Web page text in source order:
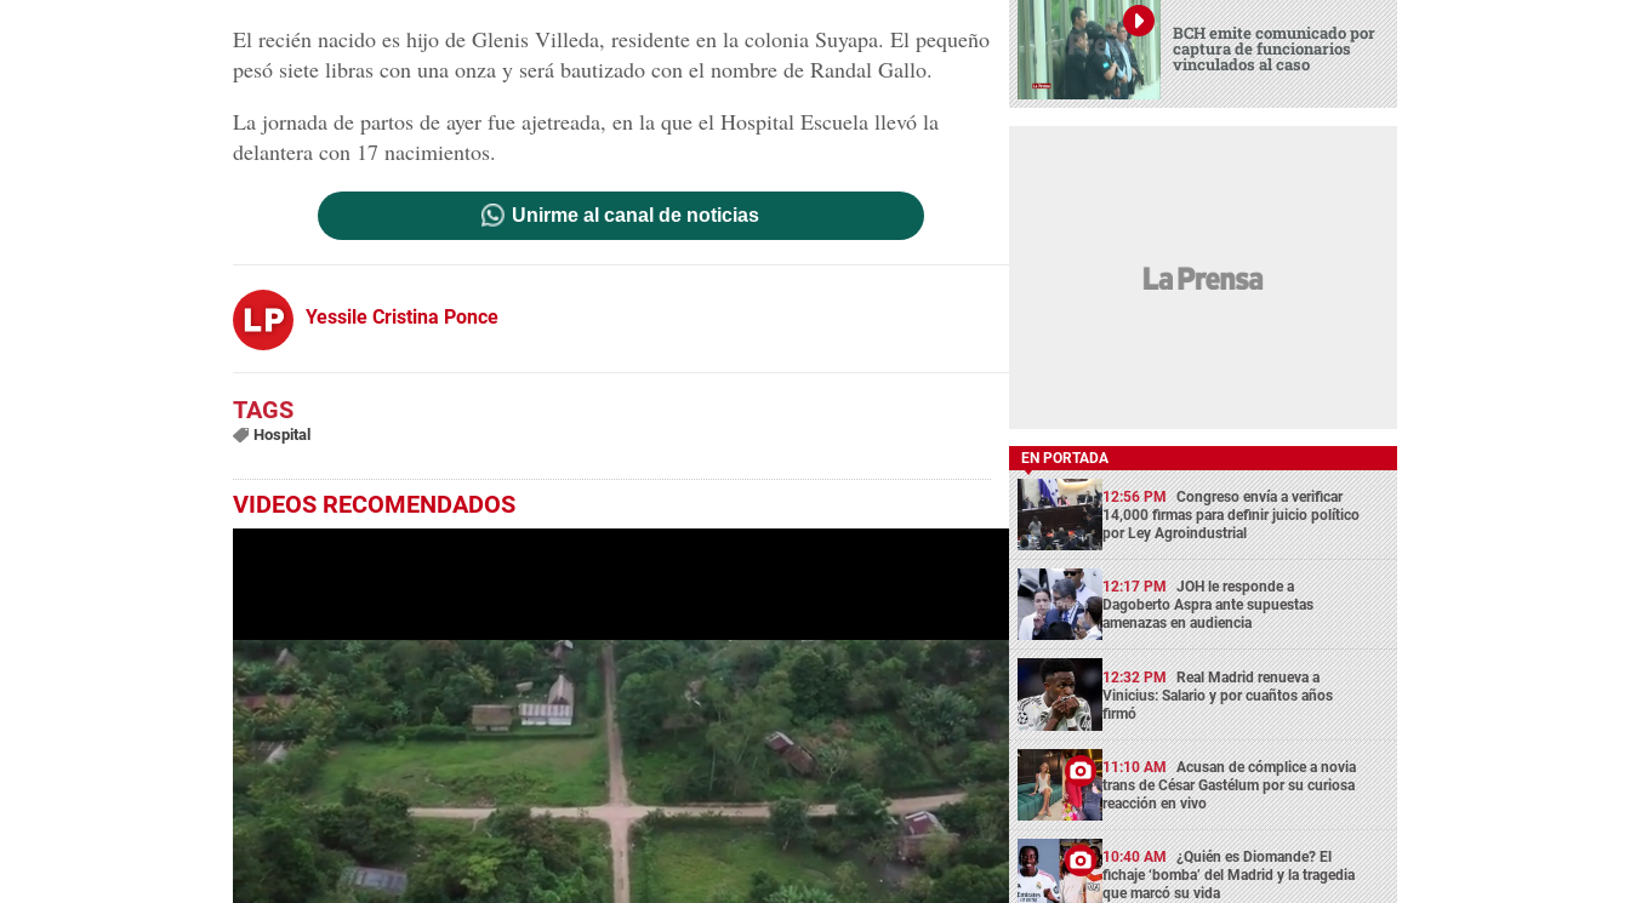
El recién nacido es hijo de Glenis Villeda, residente en la colonia Suyapa. El pequeño
pesó siete libras con una onza y será bautizado con el nombre de Randal Gallo.
La jornada de partos de ayer fue ajetreada, en la que el Hospital Escuela llevó la
delantera con 17 nacimientos.
Unirme al canal de noticias
Yessile Cristina Ponce
Hospital
VIDEOS RECOMENDADOS
BCH emite comunicado por
captura de funcionarios
vinculados al caso
EN PORTADA
12:56 PM Congreso envía a verificar
14,000 firmas para definir juicio político
por Ley Agroindustrial
12:17 PM JOH le responde a
Dagoberto Aspra ante supuestas
amenazas en audiencia
12:32 PM Real Madrid renueva a
Vinicius: Salario y por cuañtos años
firmó
11:10 AM Acusan de cómplice a novia
trans de César Gastélum por su curiosa
reacción en vivo
10:40 AM ¿Quién es Diomande? El
fichaje ‘bomba’ del Madrid y la tragedia
que marcó su vida